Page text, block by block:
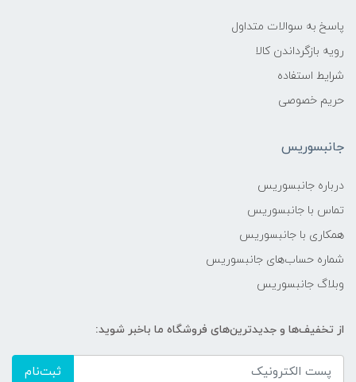
پاسخ به سوالات متداول
رویه بازگرداندن کالا
شرایط استفاده
حریم خصوصی
جانبسوریس
درباره جانبسوریس
تماس با جانبسوریس
همکاری با جانبسوریس
شماره حساب‌های جانبسوریس
وبلاگ جانبسوریس
از تخفیف‌ها و جدیدترین‌های فروشگاه ما باخبر شوید:
ثبت‌نام